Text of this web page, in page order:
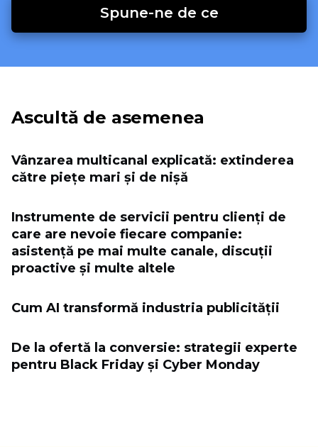
Spune-ne de ce
Ascultă de asemenea
Vânzarea multicanal explicată: extinderea
către piețe mari și de nișă
Instrumente de servicii pentru clienți de
care are nevoie fiecare companie:
asistență pe mai multe canale, discuții
proactive și multe altele
Cum AI transformă industria publicității
De la ofertă la conversie: strategii experte
pentru Black Friday și Cyber ​​Monday